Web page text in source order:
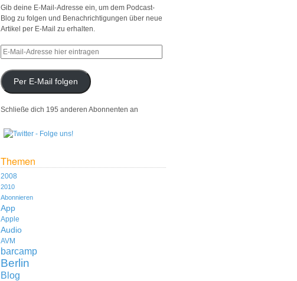
Gib deine E-Mail-Adresse ein, um dem Podcast-
Blog zu folgen und Benachrichtigungen über neue
Artikel per E-Mail zu erhalten.
Per E-Mail folgen
Schließe dich 195 anderen Abonnenten an
Themen
2008
2010
Abonnieren
App
Apple
Audio
AVM
barcamp
Berlin
Blog